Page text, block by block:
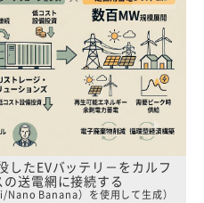
したEVバッテリ－をカルフ
送電網に接続する
Nano Banana）を使用して生成）